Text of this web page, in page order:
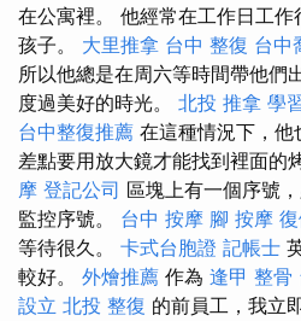
在公寓裡。 他經常在工作日工
孩子。 大里推拿 台中 整復 台中
所以他總是在周六等時間帶他們
度過美好的時光。 北投 推拿 學
台中整復推薦 在這種情況下，
差點要用放大鏡才能找到裡面的
摩 登記公司 區塊上有一個序號
監控序號。 台中 按摩 腳 按摩
等待很久。 卡式台胞證 記帳士
較好。 外燴推薦 作為 逢甲 整骨
設立 北投 整復 的前員工，我立